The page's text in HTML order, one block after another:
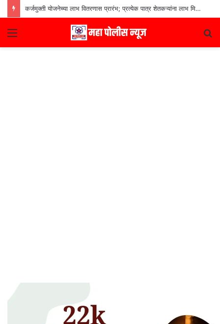
कर्जमुक्ती योजनेच्या लाभ वितरणास प्रारंभ; प्रत्येक पात्र शेतकऱ्यांना लाभ मिळणार– मुख्यमंत्री देवेंद्र फडणवीस
Menu